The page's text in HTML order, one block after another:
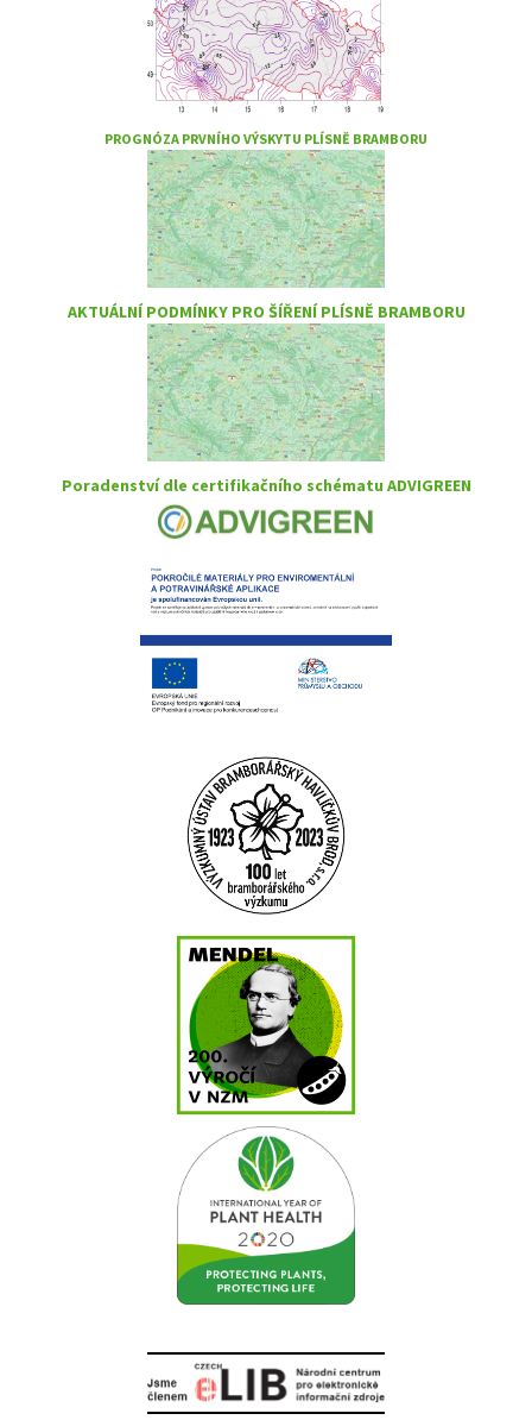
PROGNÓZA PRVNÍHO VÝSKYTU PLÍSNĚ BRAMBORU
AKTUÁLNÍ PODMÍNKY PRO ŠÍŘENÍ PLÍSNĚ BRAMBORU
Poradenství dle certifikačního schématu ADVIGREEN